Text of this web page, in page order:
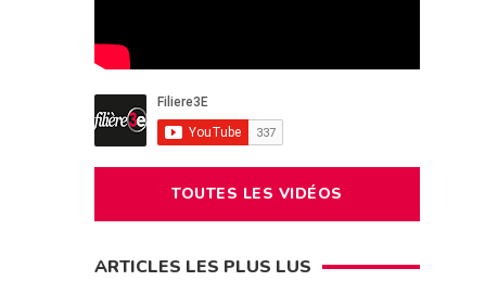
TOUTES LES VIDÉOS
ARTICLES LES PLUS LUS